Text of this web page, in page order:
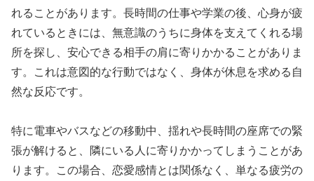
れることがあります。長時間の仕事や学業の後、心身が疲
れているときには、無意識のうちに身体を支えてくれる場
所を探し、安心できる相手の肩に寄りかかることがありま
す。これは意図的な行動ではなく、身体が休息を求める自
然な反応です。
特に電車やバスなどの移動中、揺れや長時間の座席での緊
張が解けると、隣にいる人に寄りかかってしまうことがあ
ります。この場合、恋愛感情とは関係なく、単なる疲労の